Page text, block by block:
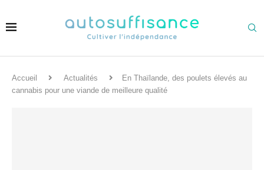
Accueil Actualités
En Thaïlande, des poulets élevés au
cannabis pour une viande de meilleure qualité